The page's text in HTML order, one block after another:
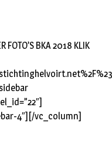
BKA 2018 KLIK
4″][/vc_column]